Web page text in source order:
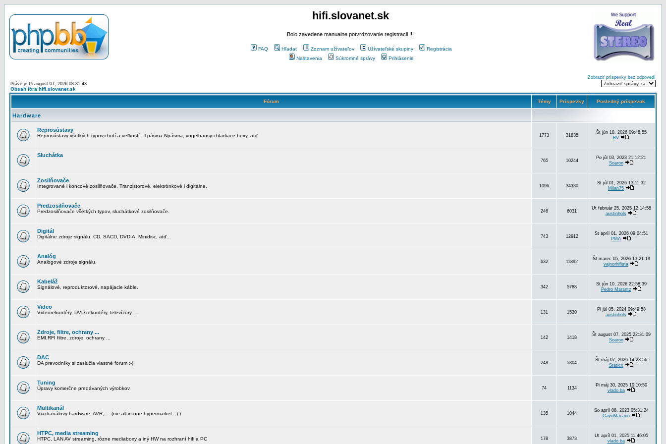
hifi.slovanet.sk
Bolo zavedene manualne potvrdzovanie registracii !!!
FAQ Hľadať Zoznam užívateľov Užívateľské skupiny
Registrácia
Nastavenia
Súkromné správy Prihlásenie
Práve je Pi august 07, 2026 08:31:43
Obsah fóra hifi.slovanet.sk
Zobraziť príspevky bez odpovedí
Fórum Témy Príspevky Posledný príspevok
Hardware
Reprosústavy
Reprosústavy všetkých typov,chutí a veľkostí - 1pásma-Npásma, vogelhausy-chladiace boxy, atď 1773 31835
Št jún 18, 2026 09:48:55
BV
Sluchátka
765 10244
Po júl 03, 2023 21:12:21
Soaron
Zosilňovače
Integrované i koncové zosilňovače. Tranzistorové, elektrónkové i digitálne. 1096 34330
St júl 01, 2026 13:11:32
Milan75
Predzosilňovače
Predzosilňovače všetkých typov, sluchátkové zosilňovače. 246 6031
Ut február 25, 2025 12:14:58
austinhols
Digitál
Digitálne zdroje signálu. CD, SACD, DVD-A, Minidisc, atď... 743 12912
St apríl 01, 2026 09:04:51
PMA
Analóg
Analógové zdroje signálu. 632 11892
Št marec 05, 2026 13:21:19
vajnorhifista
Kabeláž
Signálové, reproduktorové, napájacie káble. 342 5788
St jún 10, 2026 22:58:39
Pedro Marantz
Video
Videorekordéry, DVD rekordéry, televízory, ... 131 1530
Pi júl 05, 2024 09:49:58
austinhols
Zdroje, filtre, ochrany ...
EMI,RFI filtre, zdroje, ochrany ... 142 1418
Št august 07, 2025 22:31:09
Soaron
DAC
DA prevodníky si zaslúžia vlastné forum :-) 248 5304
Št máj 07, 2026 14:23:56
Staticx
Tuning
Úpravy komerčne predávaných výrobkov. 74 1134
Pi máj 30, 2025 10:10:50
vlado.ba
Multikanál
Viackanálovy hardware, AVR, ... (nie all-in-one hypermarket :-) ) 135 1044
So apríl 08, 2023 05:31:24
CayoMacario
HTPC, media streaming
HTPC, LAN AV streaming, rôzne mediaboxy a iný HW na rozhraní hifi a PC 178 3873
Ut apríl 01, 2025 11:46:05
vlado.ba